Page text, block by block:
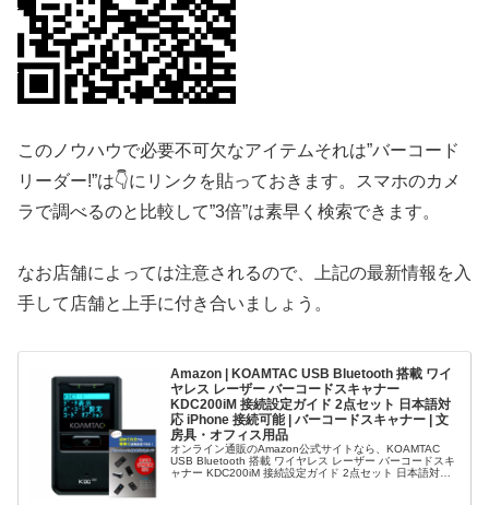
このノウハウで必要不可欠なアイテムそれは”バーコード
リーダー!”は👇にリンクを貼っておきます。スマホのカメ
ラで調べるのと比較して”3倍”は素早く検索できます。
なお店舗によっては注意されるので、上記の最新情報を入
手して店舗と上手に付き合いましょう。
Amazon | KOAMTAC USB Bluetooth 搭載 ワイ
ヤレス レーザー バーコードスキャナー
KDC200iM 接続設定ガイド 2点セット 日本語対
応 iPhone 接続可能 | バーコードスキャナー | 文
房具・オフィス用品
オンライン通販のAmazon公式サイトなら、KOAMTAC
USB Bluetooth 搭載 ワイヤレス レーザー バーコードスキ
ャナー KDC200iM 接続設定ガイド 2点セット 日本語対応